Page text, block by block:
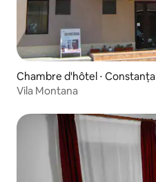
Chambre d'hôtel ⋅ Constanța
Vila Montana